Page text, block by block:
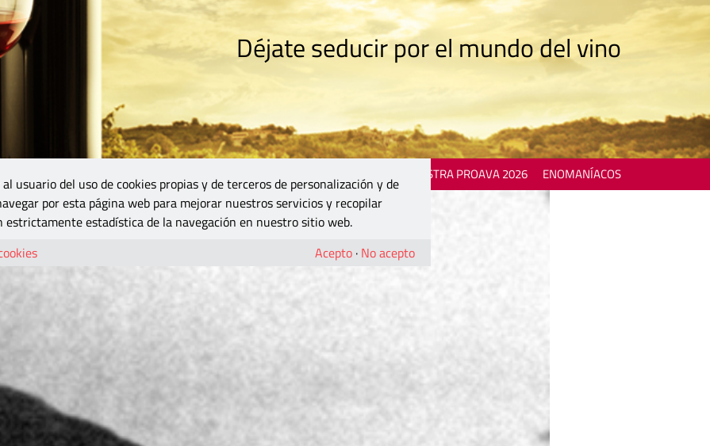
Déjate seducir por el mundo del vino
MOSTRA PROAVA 2026 ENOMANÍACOS
usuario del uso de cookies propias y de terceros de personalización y de
por esta página web para mejorar nuestros servicios y recopilar
estrictamente estadística de la navegación en nuestro sitio web.
Acepto · No acepto